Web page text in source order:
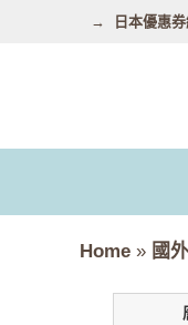
容
日本優惠
Home » 國